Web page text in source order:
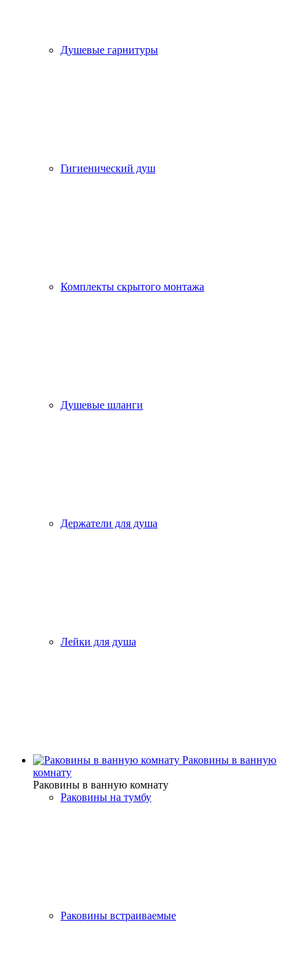
Душевые гарнитуры
Гигиенический душ
Комплекты скрытого монтажа
Душевые шланги
Держатели для душа
Лейки для душа
Раковины в ванную
комнату
Раковины в ванную комнату
Раковины на тумбу
Раковины встраиваемые